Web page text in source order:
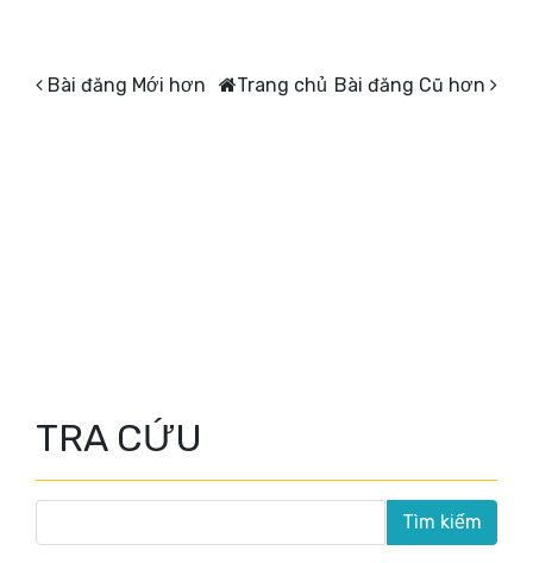
Bài đăng Mới hơn Bài đăng Cũ hơn
Trang chủ
TRA CỨU